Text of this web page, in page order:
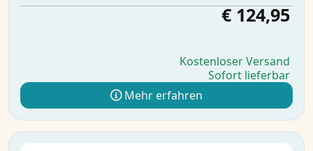
€ 124,95
Kostenloser Versand
Sofort lieferbar
Mehr erfahren